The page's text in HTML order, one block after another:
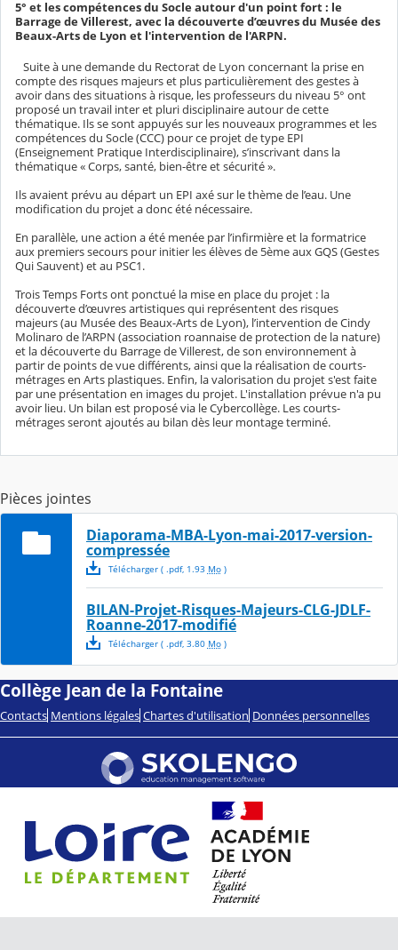
5° et les compétences du Socle autour d'un point fort : le
Barrage de Villerest, avec la découverte d’œuvres du Musée des
Beaux-Arts de Lyon et l'intervention de l'ARPN.
Suite à une demande du Rectorat de Lyon concernant la prise en
compte des risques majeurs et plus particulièrement des gestes à
avoir dans des situations à risque, les professeurs du niveau 5° ont
proposé un travail inter et pluri disciplinaire autour de cette
thématique. Ils se sont appuyés sur les nouveaux programmes et les
compétences du Socle (CCC) pour ce projet de type EPI
(Enseignement Pratique Interdisciplinaire), s’inscrivant dans la
thématique « Corps, santé, bien-être et sécurité ».
Ils avaient prévu au départ un EPI axé sur le thème de l’eau. Une
modification du projet a donc été nécessaire.
En parallèle, une action a été menée par l’infirmière et la formatrice
aux premiers secours pour initier les élèves de 5ème aux GQS (Gestes
Qui Sauvent) et au PSC1.
Trois Temps Forts ont ponctué la mise en place du projet : la
découverte d’œuvres artistiques qui représentent des risques
majeurs (au Musée des Beaux-Arts de Lyon), l’intervention de Cindy
Molinaro de l’ARPN (association roannaise de protection de la nature)
et la découverte du Barrage de Villerest, de son environnement à
partir de points de vue différents, ainsi que la réalisation de courts-
métrages en Arts plastiques. Enfin, la valorisation du projet s'est faite
par une présentation en images du projet. L'installation prévue n'a pu
avoir lieu. Un bilan est proposé via le Cybercollège. Les courts-
métrages seront ajoutés au bilan dès leur montage terminé.
Pièces jointes
Diaporama-MBA-Lyon-mai-2017-version-
compressée
Télécharger( .pdf, 1.93 Mo)
BILAN-Projet-Risques-Majeurs-CLG-JDLF-
Roanne-2017-modifié
Télécharger( .pdf, 3.80 Mo)
Collège Jean de la Fontaine
Contacts Mentions légales Chartes d'utilisation Données personnelles